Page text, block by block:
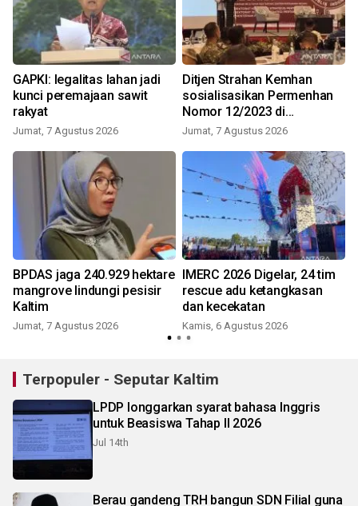
GAPKI: legalitas lahan jadi
kunci peremajaan sawit
rakyat
Jumat, 7 Agustus 2026
Ditjen Strahan Kemhan
sosialisasikan Permenhan
Nomor 12/2023 di
Balikpapan
Jumat, 7 Agustus 2026
BPDAS jaga 240.929 hektare
mangrove lindungi pesisir
Kaltim
Jumat, 7 Agustus 2026
IMERC 2026 Digelar, 24 tim
rescue adu ketangkasan
dan kecekatan
Kamis, 6 Agustus 2026
Terpopuler - Seputar Kaltim
LPDP longgarkan syarat bahasa Inggris
untuk Beasiswa Tahap II 2026
Jul 14th
Berau gandeng TRH bangun SDN Filial guna